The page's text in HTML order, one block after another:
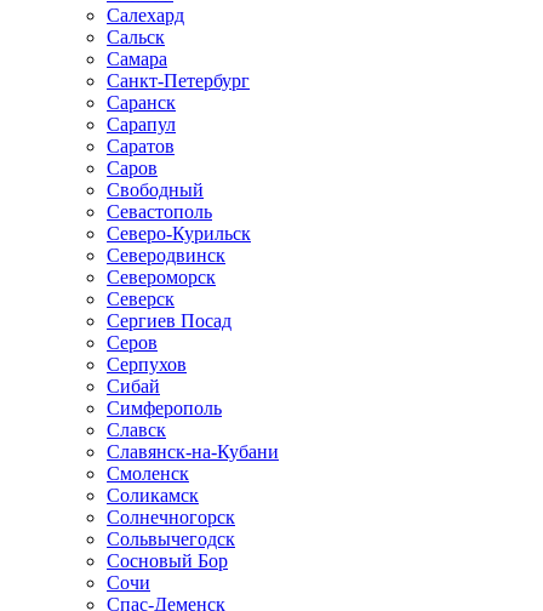
Салехард
Сальск
Самара
Санкт-Петербург
Саранск
Сарапул
Саратов
Саров
Свободный
Севастополь
Северо-Курильск
Северодвинск
Североморск
Северск
Сергиев Посад
Серов
Серпухов
Сибай
Симферополь
Славск
Славянск-на-Кубани
Смоленск
Соликамск
Солнечногорск
Сольвычегодск
Сосновый Бор
Сочи
Спас-Деменск